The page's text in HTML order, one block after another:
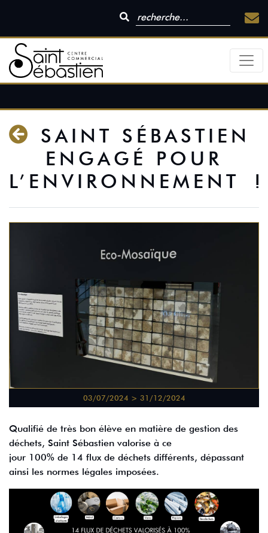
SAINT SÉBASTIEN
ENGAGÉ POUR
L’ENVIRONNEMENT !
03/07/2024 > 31/12/2024
Qualifié de très bon élève en matière de gestion des
déchets, Saint Sébastien valorise à ce
jour 100% de 14 flux de déchets différents, dépassant
ainsi les normes légales imposées.